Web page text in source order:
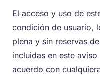
El acceso y uso de
condición de usuario,
plena y sin reservas
incluidas en este
acuerdo con